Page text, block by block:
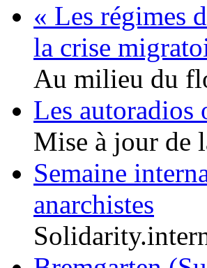
« Les régimes
la crise
Au milieu du
Les
Mise à jour de
Semaine
anarchistes